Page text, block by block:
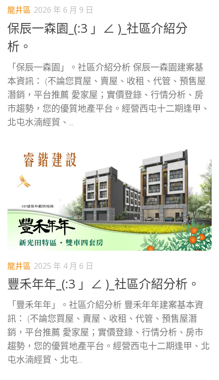
龍井區 2026 年 6 月 9 日
保辰一森園_(:3 」∠ )_社區介紹分
析。
「保辰一森園」。社區介紹分析 保辰一森園建案基
本資訊： (不論您買屋、賣屋、收租、代管、預售屋
潛銷，平台推薦 愛家屋；實價登錄、行情分析、房
市趨勢，您的優質地產平台。經營西屯十二期逢甲、
北屯水湳經貿、...
龍井區 2025 年 4 月 6 日
豐禾年年_(:3 」∠ )_社區介紹分析。
「豐禾年年」。社區介紹分析 豐禾年年建案基本資
訊： (不論您買屋、賣屋、收租、代管、預售屋潛
銷，平台推薦 愛家屋；實價登錄、行情分析、房市
趨勢，您的優質地產平台。經營西屯十二期逢甲、北
屯水湳經貿、北屯...